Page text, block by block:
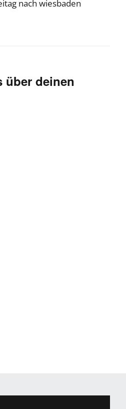
nach wiesbaden
über deinen